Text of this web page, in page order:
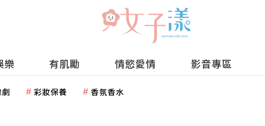
樂 有肌勵 情慾愛情 影音專區
彩妝保養 香氛香水